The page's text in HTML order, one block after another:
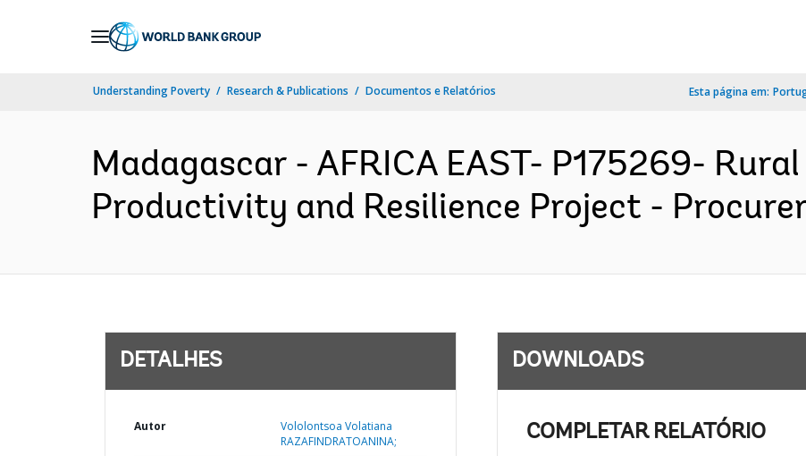
Understanding Poverty Research & Publications Documentos e Relatórios Esta página em:
Madagascar - AFRICA EAST- P175269-
Productivity and Resilience Project -
DETALHES
Autor
Vololontsoa Volatiana
RAZAFINDRATOANINA;
DOWNLOADS
COMPLETAR RELATÓRIO